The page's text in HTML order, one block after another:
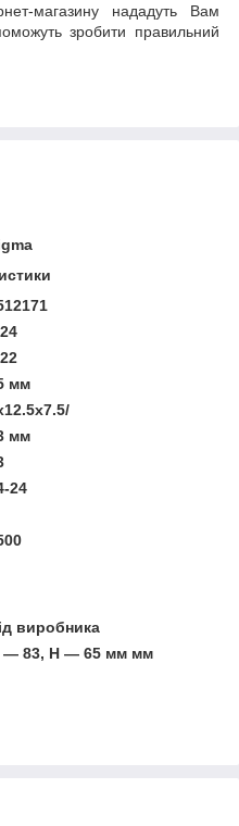
магазину нададуть Вам
зробити правильний
мм
мм
24
виробника
83, H — 65 мм мм